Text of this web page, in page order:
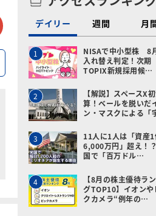
メールで送る
デイリー 週間 月
1
NISAで中小型株 8
入れ替え判定！次期
TOPIX新規採用候…
2
【解説】スペースX
算！ベールを脱いだ
ン・マスクによる「
3
11人に1人は「資産
6,000万円」超え！
国で「百万ドル…
4
【8月の株主優待ラ
グTOP10】イオンや
クカメラ“例年の…